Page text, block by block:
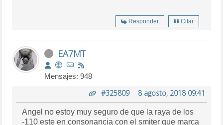
Responder Citar
EA7MT
Mensajes: 948
#325809- 8 agosto, 2018 09:41
Angel no estoy muy seguro de que la raya de los
-110 este en consonancia con el smiter que marca